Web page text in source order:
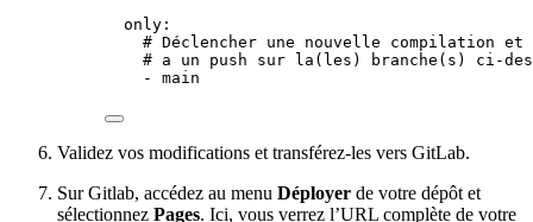
only :
# Déclencher une nouvelle compilation
# a un push sur la(les) branche(s) ci-
- main
Validez vos modifications et transférez-les vers GitLab.
Sur Gitlab, accédez au menu Déployer de votre dépôt et
sélectionnez Pages. Ici, vous verrez l’URL complète de votre